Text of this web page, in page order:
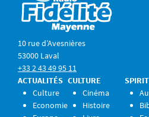
10 rue d’Avesnières
53000 Laval
+33 2 43 49 95 11
ACTUALITÉS
Culture
Economie
CULTURE
Cinéma
Histoire